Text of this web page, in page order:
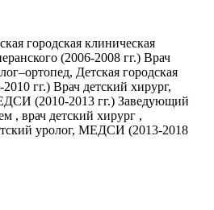
городская клиническая
(2006-2008 гг.) Врач
Детская городская
гг.) Врач детский хирург,
(2010-2013 гг.) Заведующий
, врач детский хирург ,
уролог, МЕДСИ (2013-2018